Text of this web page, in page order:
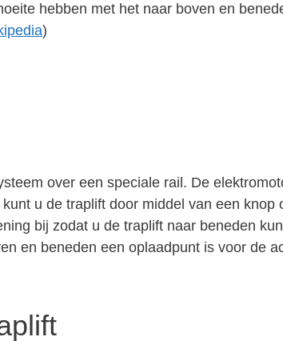
hebben met het naar boven en
)
over een speciale rail. De
u de traplift door middel van een
bij zodat u de traplift naar beneden
en beneden een oplaadpunt is voor de